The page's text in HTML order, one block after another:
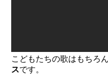
こどもたちの歌はもちろ
スです。